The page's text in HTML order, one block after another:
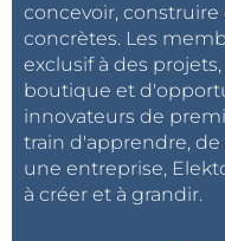
concevoir,
concrètes. Les
exclusif à des
boutique et
innovateurs de
train d'apprendre,
une entreprise,
à créer et à grandir.